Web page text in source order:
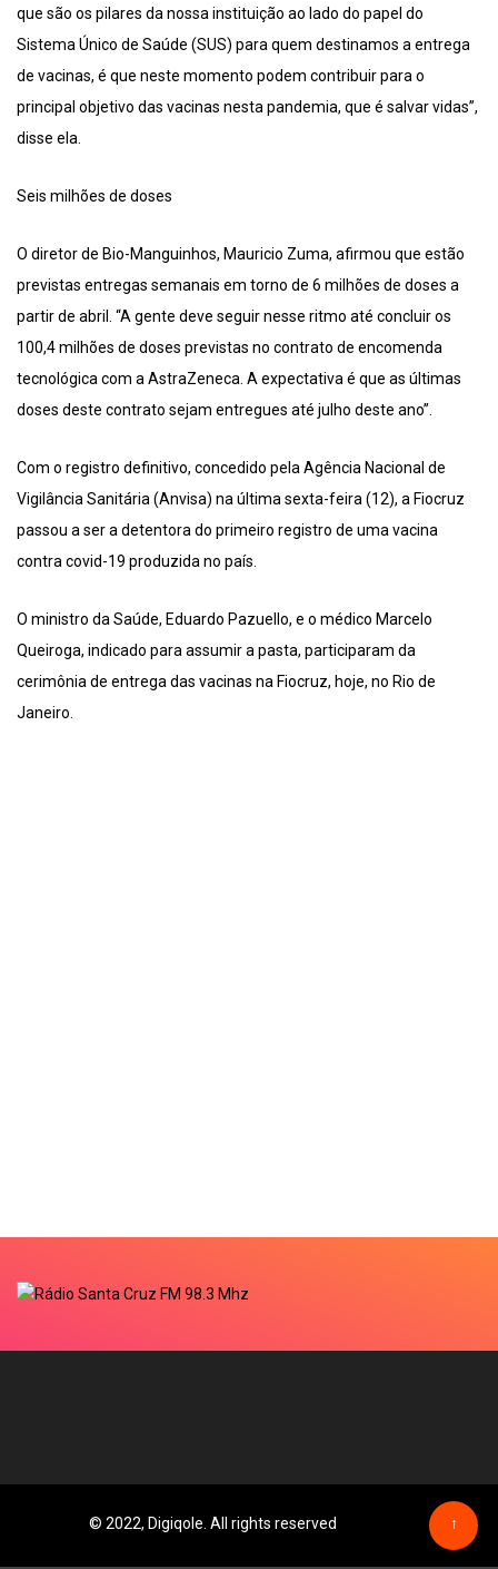
que são os pilares da nossa instituição ao lado do papel do
Sistema Único de Saúde (SUS) para quem destinamos a entrega
de vacinas, é que neste momento podem contribuir para o
principal objetivo das vacinas nesta pandemia, que é salvar vidas”,
disse ela.
Seis milhões de doses
O diretor de Bio-Manguinhos, Mauricio Zuma, afirmou que estão
previstas entregas semanais em torno de 6 milhões de doses a
partir de abril. “A gente deve seguir nesse ritmo até concluir os
100,4 milhões de doses previstas no contrato de encomenda
tecnológica com a AstraZeneca. A expectativa é que as últimas
doses deste contrato sejam entregues até julho deste ano”.
Com o registro definitivo, concedido pela Agência Nacional de
Vigilância Sanitária (Anvisa) na última sexta-feira (12), a Fiocruz
passou a ser a detentora do primeiro registro de uma vacina
contra covid-19 produzida no país.
O ministro da Saúde, Eduardo Pazuello, e o médico Marcelo
Queiroga, indicado para assumir a pasta, participaram da
cerimônia de entrega das vacinas na Fiocruz, hoje, no Rio de
Janeiro.
© 2022, Digiqole. All rights reserved ↑